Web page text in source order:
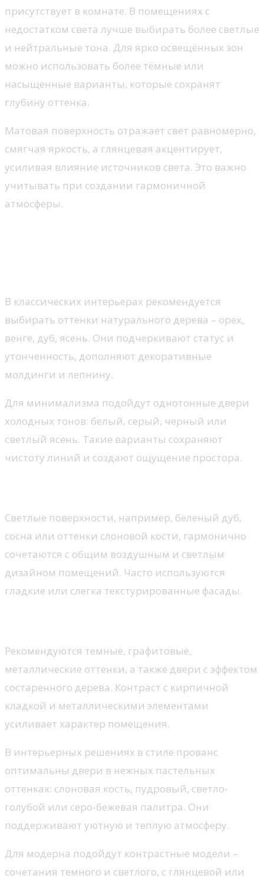
присутствует в комнате. В помещениях с
недостатком света лучше выбирать более светлые
и нейтральные тона. Для ярко освещённых зон
можно использовать более тёмные или
насыщенные варианты, которые сохранят
глубину оттенка.
Матовая поверхность отражает свет равномерно,
смягчая яркость, а глянцевая акцентирует,
усиливая влияние источников света. Это важно
учитывать при создании гармоничной
атмосферы.
В классических интерьерах рекомендуется
выбирать оттенки натурального дерева – орех,
венге, дуб, ясень. Они подчеркивают статус и
утонченность, дополняют декоративные
молдинги и лепнину.
Для минимализма подойдут однотонные двери
холодных тонов: белый, серый, черный или
светлый ясень. Такие варианты сохраняют
чистоту линий и создают ощущение простора.
Светлые поверхности, например, беленый дуб,
сосна или оттенки слоновой кости, гармонично
сочетаются с общим воздушным и светлым
дизайном помещений. Часто используются
гладкие или слегка текстурированные фасады.
Рекомендуются темные, графитовые,
металлические оттенки, а также двери с эффектом
состаренного дерева. Контраст с кирпичной
кладкой и металлическими элементами
усиливает характер помещения.
В интерьерных решениях в стиле прованс
оптимальны двери в нежных пастельных
оттенках: слоновая кость, пудровый, светло-
голубой или серо-бежевая палитра. Они
поддерживают уютную и теплую атмосферу.
Для модерна подойдут контрастные модели –
сочетания темного и светлого, с глянцевой или